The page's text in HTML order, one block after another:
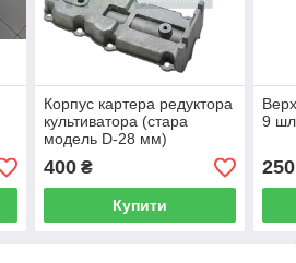
Корпус картера редуктора
культиватора (стара
модель D-28 мм)
400₴
Купити
9
250